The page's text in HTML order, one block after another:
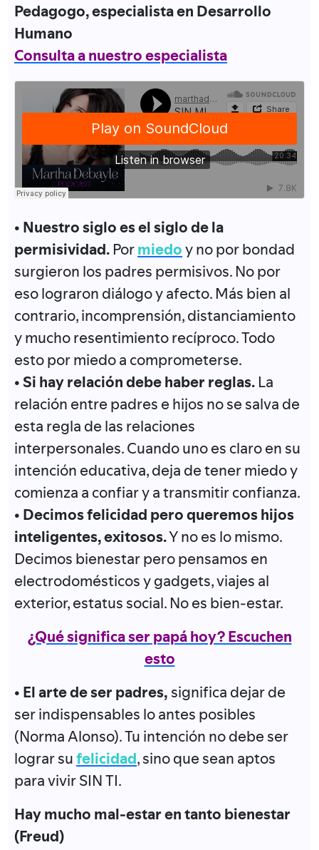
Pedagogo, especialista en Desarrollo
Humano
Consulta a nuestro especialista
• Nuestro siglo es el siglo de la
permisividad. Pormiedoy no por bondad
surgieron los padres permisivos. No por
eso lograron diálogo y afecto. Más bien al
contrario, incomprensión, distanciamiento
y mucho resentimiento recíproco. Todo
esto por miedo a comprometerse.
• Si hay relación debe haber reglas. La
relación entre padres e hijos no se salva de
esta regla de las relaciones
interpersonales. Cuando uno es claro en su
intención educativa, deja de tener miedo y
comienza a confiar y a transmitir confianza.
• Decimos felicidad pero queremos hijos
inteligentes, exitosos.Y no es lo mismo.
Decimos bienestar pero pensamos en
electrodomésticos y gadgets, viajes al
exterior, estatus social. No es bien-estar.
¿Qué significa ser papá hoy? Escuchen
esto
• El arte de ser padres, significa dejar de
ser indispensables lo antes posibles
(Norma Alonso). Tu intención no debe ser
lograr sufelicidad, sino que sean aptos
para vivir SIN TI.
Hay mucho mal-estar en tanto bienestar
(Freud)